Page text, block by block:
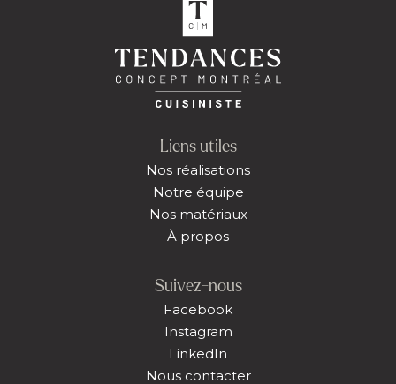
Liens utiles
Nos réalisations
Notre équipe
Nos matériaux
À propos
Suivez-nous
Facebook
Instagram
LinkedIn
Nous contacter